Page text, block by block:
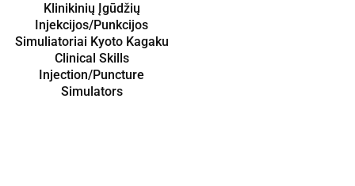
Klinikinių Įgūdžių
Injekcijos/Punkcijos
Simuliatoriai Kyoto Kagaku
Clinical Skills
Injection/Puncture
Simulators